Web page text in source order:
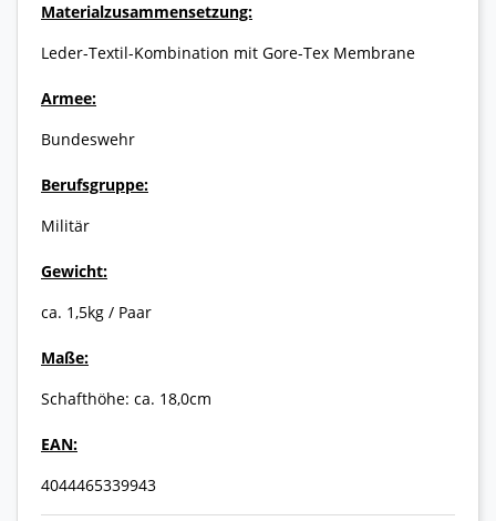
Materialzusammensetzung:
Leder-Textil-Kombination mit Gore-Tex Membrane
Armee:
Bundeswehr
Berufsgruppe:
Militär
Gewicht:
ca. 1,5kg / Paar
Maße:
Schafthöhe: ca. 18,0cm
EAN:
4044465339943